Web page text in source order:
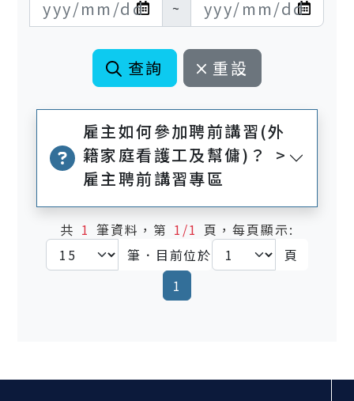
~
查詢 重設
雇主如何參加聘前講習(外
籍家庭看護工及幫傭)？ >
雇主聘前講習專區
共 1筆資料，第 1/1 頁，每頁顯示:
筆．目前位於
頁
1